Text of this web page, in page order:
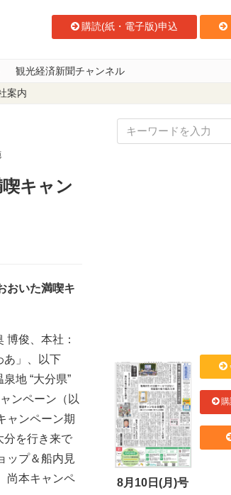
購読(紙・電子版)申込
観光経済新聞チャンネル
案内
キャン
おいた満喫キ
俊、本社：
あ」、以下
地 “大分県”
ンペーン（以
ャンペーン期
分を行き来で
ップ＆船内見
尚本キャンペ
8月10日(月)号